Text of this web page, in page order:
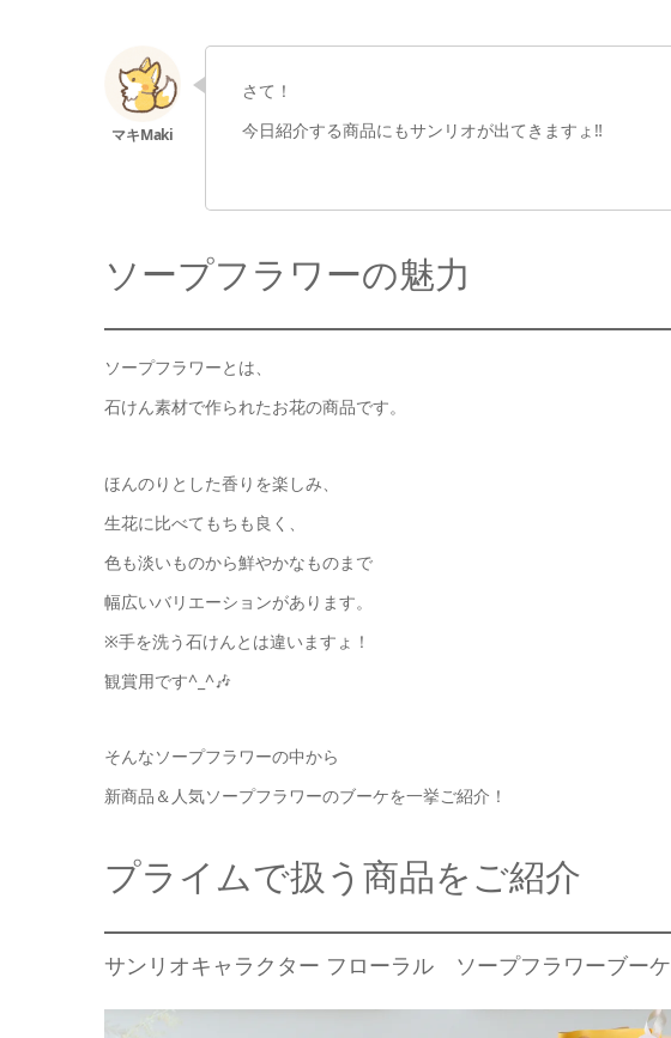
さて！
今日紹介する商品にもサンリオが出てきますょ‼️
ソープフラワーの魅力
ソープフラワーとは、
石けん素材で作られたお花の商品です。
ほんのりとした香りを楽しみ、
生花に比べてもちも良く、
色も淡いものから鮮やかなものまで
幅広いバリエーションがあります。
※手を洗う石けんとは違いますょ！
観賞用です^_^🎶
そんなソープフラワーの中から
新商品＆人気ソープフラワーのブーケを一挙ご紹介！
プライムで扱う商品をご紹介
サンリオキャラクター フローラル ソープフラワーブーケ